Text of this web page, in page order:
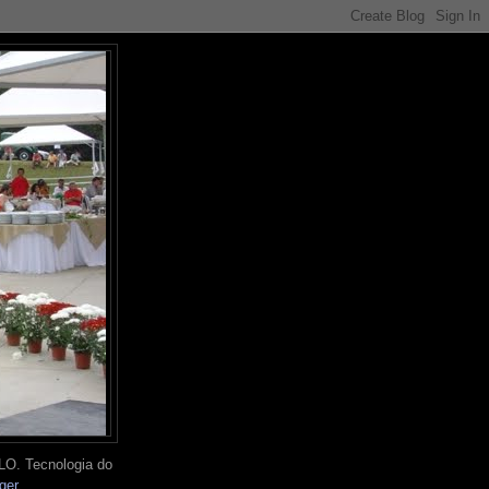
Tecnologia do
.